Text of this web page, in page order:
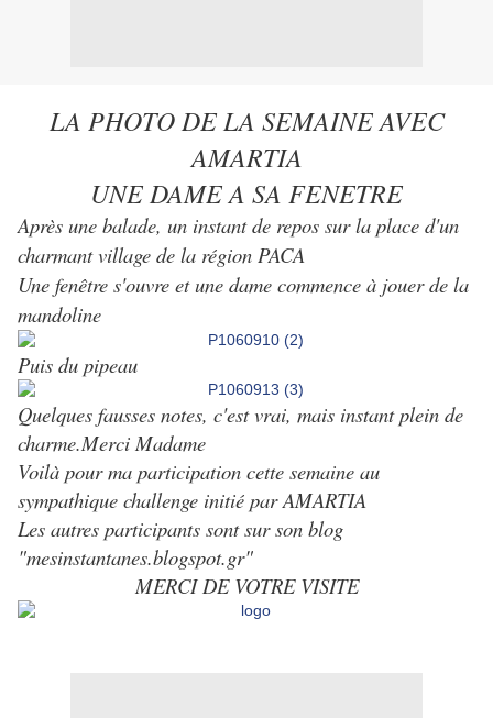
LA PHOTO DE LA SEMAINE AVEC
AMARTIA
UNE DAME A SA FENETRE
Après une balade, un instant de repos sur la place d'un
charmant village de la région PACA
Une fenêtre s'ouvre et une dame commence à jouer de la
mandoline
Puis du pipeau
Quelques fausses notes, c'est vrai, mais instant plein de
charme.Merci Madame
Voilà pour ma participation cette semaine au
sympathique challenge initié par AMARTIA
Les autres participants sont sur son blog
"mesinstantanes.blogspot.gr"
MERCI DE VOTRE VISITE